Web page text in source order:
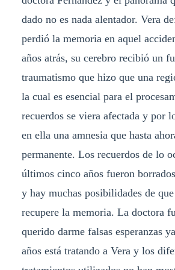
dado no es nada alentador. Vera
perdió la memoria en aquel
años atrás, su cerebro recibió un
traumatismo que hizo que una
la cual es esencial para el
recuerdos se viera afectada y por
en ella una amnesia que hasta
permanente. Los recuerdos de lo
últimos cinco años fueron
y hay muchas posibilidades de
recupere la memoria. La doctora
querido darme falsas esperanzas
años está tratando a Vera y los